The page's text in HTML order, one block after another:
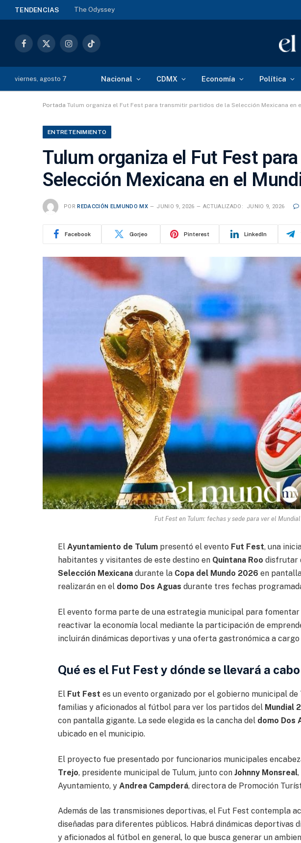
TENDENCIAS The Odyssey
Facebook
X
InstagramTikTok
viernes, agosto 7 Nacional CDMX Economía Política
Portada Tulum organiza el Fut Fest para transmitir partidos de la Selección Mexicana en
ENTRETENIMIENTO
Tulum organiza el Fut Fest
Selección Mexicana en el
POR REDACCIÓN ELMUNDO MX JUNIO 9, 2026 ACTUALIZADO: JUNIO 9, 2026
Facebook Gorjeo Pinterest LinkedIn
Fut Fest en Tulum: fechas y sede para ver el
El Ayuntamiento de Tulumpresentó el evento Fut Fest, una
habitantes y visitantes de este destino en Quintana Roo disfrutar
Selección Mexicanadurante la Copa del Mundo 2026 en
realizarán en el domo Dos Aguas durante tres fechas
El evento forma parte de una estrategia municipal para
reactivar la economía local mediante la participación de
incluirán dinámicas deportivas y una oferta gastronómica a
Qué es el Fut Fest y dónde se llevará a cabo
El Fut Fest es un evento organizado por el gobierno municipal
familias y aficionados al fútbol para ver los partidos del Mundial
con pantalla gigante. La sede elegida es la cancha del domo Dos
ubicado en el municipio.
El proyecto fue presentado por funcionarios municipales
Trejo, presidente municipal de Tulum, junto con Johnny Monsreal
Ayuntamiento, y Andrea Campderá, directora de Promoción
Además de las transmisiones deportivas, el Fut Fest contempla
diseñadas para diferentes públicos. Habrá dinámicas deportivas
y aficionados al fútbol en general, lo que busca generar un